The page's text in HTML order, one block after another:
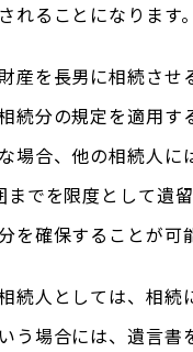
れることになります。
産を長男に相続させ
続分の規定を適用す
場合、他の相続人に
までを限度として遺
を確保することが可
続人としては、相続
う場合には、遺言書